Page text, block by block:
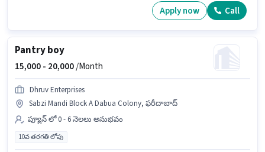
Apply now Call
Pantry boy
15,000 - 20,000/Month
Dhruv Enterprises
Sabzi Mandi Block A Dabua Colony, ఫరీదాబాద్
ప్యూన్ లో 0 - 6 నెలలు అనుభవం
10వ తరగతి లోపు